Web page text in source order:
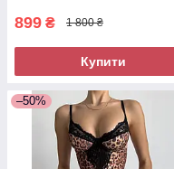
899 ₴ 1 800 ₴
Купити
–50%